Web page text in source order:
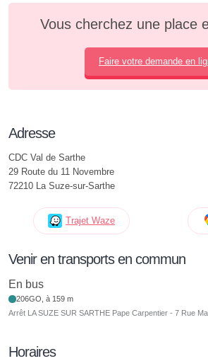
Vous cherchez une place
Faire votre demande en
Adresse
CDC Val de Sarthe
29 Route du 11 Novembre
72210 La Suze-sur-Sarthe
Trajet Waze
Venir en transports en commun
En bus
206GO, à 159 m
Arrêt LA SUZE SUR SARTHE Pape Carpentier - 7 Rue
Horaires